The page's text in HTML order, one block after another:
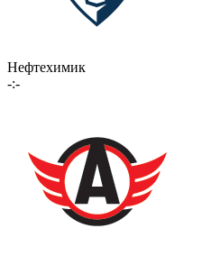
Нефтехимик
-:-